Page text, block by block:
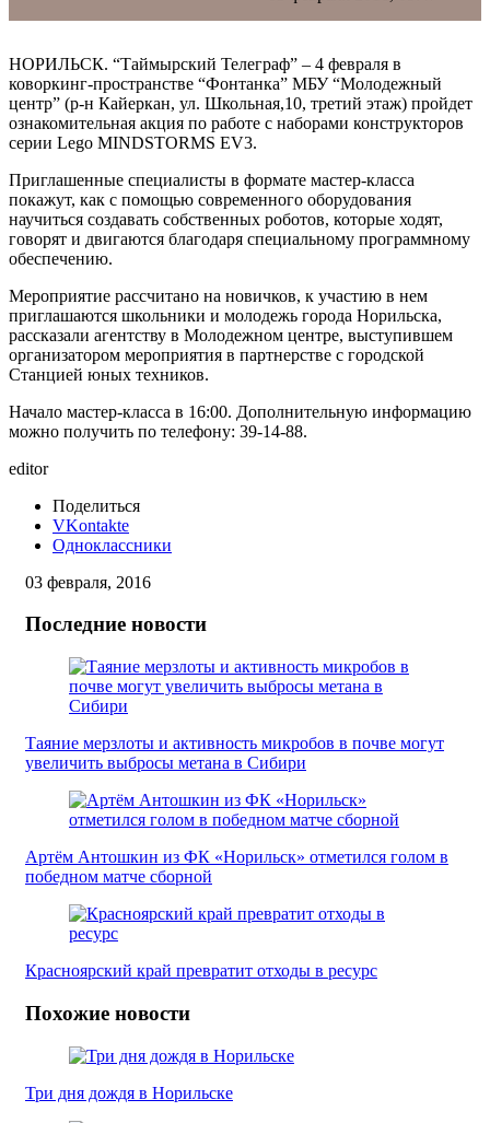
НОРИЛЬСК. “Таймырский Телеграф” – 4 февраля в
коворкинг-пространстве “Фонтанка” МБУ “Молодежный
центр” (р-н Кайеркан, ул. Школьная,10, третий этаж) пройдет
ознакомительная акция по работе с наборами конструкторов
серии Lego MINDSTORMS EV3.
Приглашенные специалисты в формате мастер-класса
покажут, как с помощью современного оборудования
научиться создавать собственных роботов, которые ходят,
говорят и двигаются благодаря специальному программному
обеспечению.
Мероприятие рассчитано на новичков, к участию в нем
приглашаются школьники и молодежь города Норильска,
рассказали агентству в Молодежном центре, выступившем
организатором мероприятия в партнерстве с городской
Станцией юных техников.
Начало мастер-класса в 16:00. Дополнительную информацию
можно получить по телефону: 39-14-88.
editor
Поделиться
VKontakte
Одноклассники
03 февраля, 2016
Последние новости
Таяние мерзлоты и активность микробов в почве могут
увеличить выбросы метана в Сибири
Артём Антошкин из ФК «Норильск» отметился голом в
победном матче сборной
Красноярский край превратит отходы в ресурс
Похожие новости
Три дня дождя в Норильске